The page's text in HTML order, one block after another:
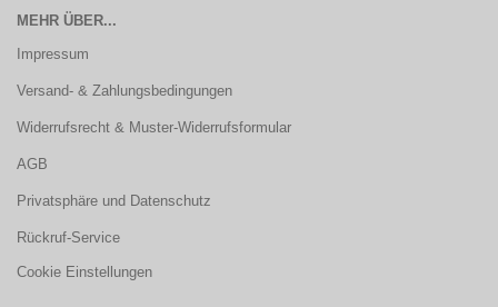
MEHR ÜBER...
Impressum
Versand- & Zahlungsbedingungen
Widerrufsrecht & Muster-Widerrufsformular
AGB
Privatsphäre und Datenschutz
Rückruf-Service
Cookie Einstellungen